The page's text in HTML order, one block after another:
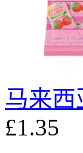
马来西
£1.35